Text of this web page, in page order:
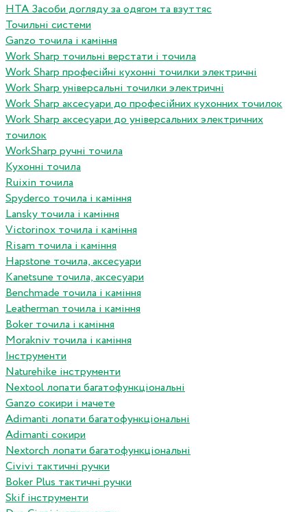
HTA Засоби догляду за одягом та взуттяс
Точильні системи
Ganzo точила і каміння
Work Sharp точильні верстати і точила
Work Sharp професiйнi кухоннi точилки электричнi
Work Sharp унiверсальнi точилки электричнi
Work Sharp аксесуари до професiйних кухонних точилок
Work Sharp аксесуари до унiверсальних электричних
точилок
WorkSharp ручні точила
Кухонні точила
Ruixin точила
Spyderco точила і каміння
Lansky точила і каміння
Victorinox точила і каміння
Risam точила і каміння
Hapstone точила, аксесуари
Kanetsune точила, аксесуари
Benchmade точила і каміння
Leatherman точила і каміння
Boker точила і каміння
Morakniv точила і каміння
Інструменти
Naturehike інструменти
Nextool лопати багатофункціональні
Ganzo сокири і мачете
Adimanti лопати багатофункціональні
Adimanti сокири
Nextorch лопати багатофункціональні
Сivivi тактичні ручки
Boker Plus тактичні ручки
Skif інструменти